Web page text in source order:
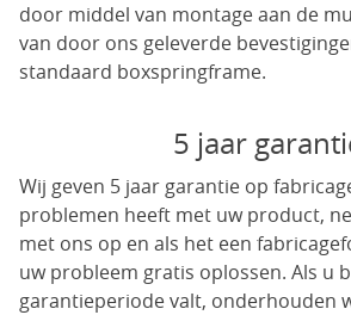
door middel van montage aan de
van door ons geleverde
standaard boxspringframe.
5 jaar
Wij geven 5 jaar garantie op
problemen heeft met uw product,
met ons op en als het een
uw probleem gratis oplossen. Als u
garantieperiode valt, onderhouden